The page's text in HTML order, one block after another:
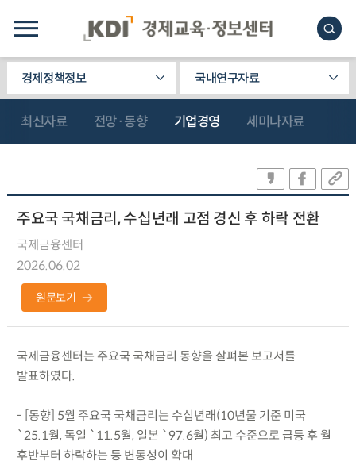
경제정책정보 국내연구자료
최신자료 전망·동향 기업경영 세미나자료
주요국 국채금리, 수십년래 고점 경신 후 하락 전환
국제금융센터
2026.06.02
원문보기
국제금융센터는 주요국 국채금리 동향을 살펴본 보고서를
발표하였다.
- [동향] 5월 주요국 국채금리는 수십년래(10년물 기준 미국
`25.1월, 독일 `11.5월, 일본 `97.6월) 최고 수준으로 급등 후 월
후반부터 하락하는 등 변동성이 확대